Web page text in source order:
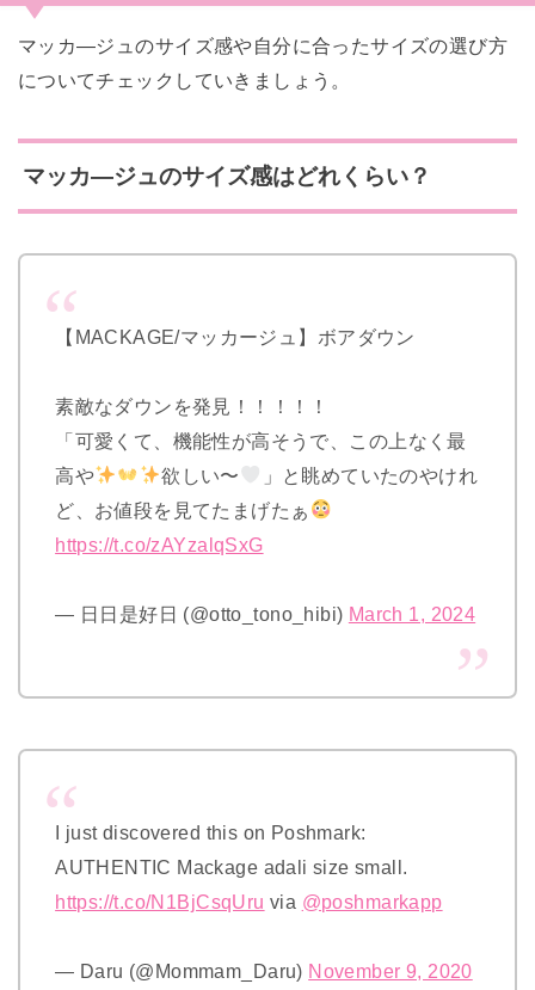
マッカ―ジュのサイズ感や自分に合ったサイズの選び方
についてチェックしていきましょう。
マッカ―ジュのサイズ感はどれくらい？
【MACKAGE/マッカージュ】ボアダウン
素敵なダウンを発見！！！！！
「可愛くて、機能性が高そうで、この上なく最
高や
欲しい〜
」と眺めていたのやけれ
ど、お値段を見てたまげたぁ
https://t.co/zAYzalqSxG
— 日日是好日 (@otto_tono_hibi) March 1, 2024
I just discovered this on Poshmark:
AUTHENTIC Mackage adali size small.
https://t.co/N1BjCsqUru via @poshmarkapp
— Daru (@Mommam_Daru) November 9, 2020